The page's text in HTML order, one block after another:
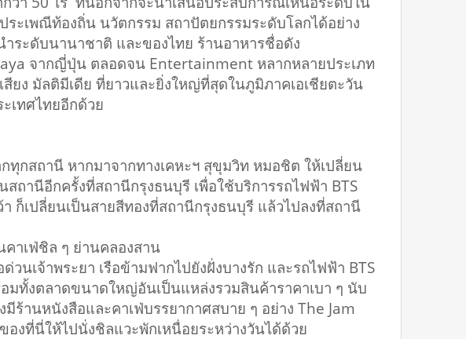
ะเพณีท้องถิ่น นวัตกรรม สถาปัตยกรรมระดับโลกได้อย่าง
ะดับนานาชาติ และของไทย ร้านอาหารชื่อดัง
จากญี่ปุ่น ตลอดจน Entertainment หลากหลายประเภท
ยง มัลติมีเดีย ที่ยาวและยิ่งใหญ่ที่สุดในภูมิภาคเอเชียตะวัน
เทศไทยอีกด้วย
ทุกสถานี หากมาจากทางเคหะฯ สุขุมวิท หมอชิต ให้เปลี่ยน
ถานีอีกครั้งที่สถานีกรุงธนบุรี เพื่อใช้บริการรถไฟฟ้า BTS
ก็เปลี่ยนเป็นสายสีทองที่สถานีกรุงธนบุรี แล้วไปลงที่สถานี
าเฟ่ชิล ๆ ย่านคลองสาน
จ้าพระยา เรือข้ามฟากไปยังฝั่งบางรัก และรถไฟฟ้า BTS
มทั้งตลาดขนาดใหญ่อันเป็นแหล่งรวมสินค้าราคาเบา ๆ นับ
านหนังสือและคาเฟ่บรรยากาศสบาย ๆ อย่าง The Jam
งที่นี่ให้ไปนั่งชิลแวะพักเหนื่อยระหว่างวันได้ด้วย